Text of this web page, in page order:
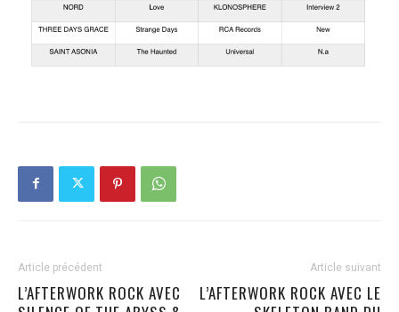
Article précédent
L’AFTERWORK ROCK AVEC
Article suivant
L’AFTERWORK ROCK AVEC LE